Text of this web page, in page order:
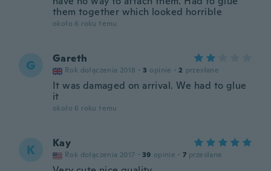
them together which looked horrible
około 6 roku temu
G Gareth
Rok dołączenia 2018 · 3 opinie · 2 przesłane
It was damaged on arrival. We had to glue
it
około 6 roku temu
K Kay
Rok dołączenia 2017 · 39 opinie · 7 przesłane